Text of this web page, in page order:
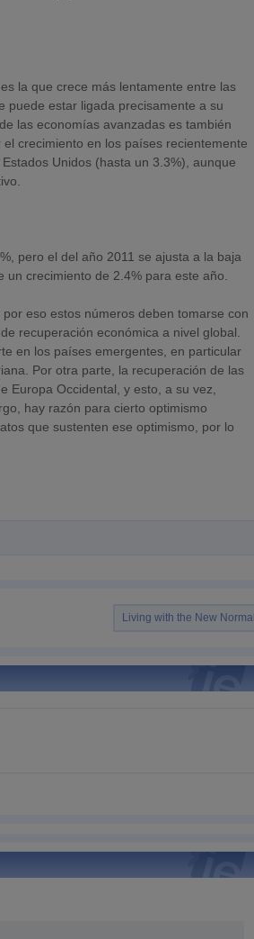
la que crece más lentamente entre las
puede estar ligada precisamente a su
las economías avanzadas es también
crecimiento en los países recientemente
Unidos (hasta un 3.3%), aunque
pero el del año 2011 se ajusta a la baja
crecimiento de 2.4% para este año.
eso estos números deben tomarse con
recuperación económica a nivel global.
en los países emergentes, en particular
Por otra parte, la recuperación de las
Europa Occidental, y esto, a su vez,
hay razón para cierto optimismo
que sustenten ese optimismo, por lo
Living with the New Normal